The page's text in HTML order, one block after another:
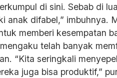
di sini. Sebab di
anak difabel,” imbuhnya.
memberi kesempatan
telah banyak
“Kita seringkali
juga bisa produktif,”